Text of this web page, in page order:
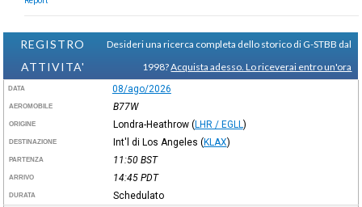
REGISTRO
ATTIVITA'
Desideri una ricerca completa dello storico di G-STBB dal
1998?Acquista adesso. Lo riceverai entro un'ora
DATA 08/ago/2026
AEROMOBILE B77W
ORIGINE Londra-Heathrow (LHR / EGLL )
DESTINAZIONE Int'l di Los Angeles (KLAX)
PARTENZA 11:50 BST
ARRIVO 14:45 PDT
DURATA Schedulato